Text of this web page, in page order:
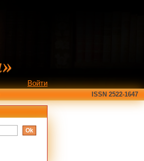
Войти
ISSN 2522-1647